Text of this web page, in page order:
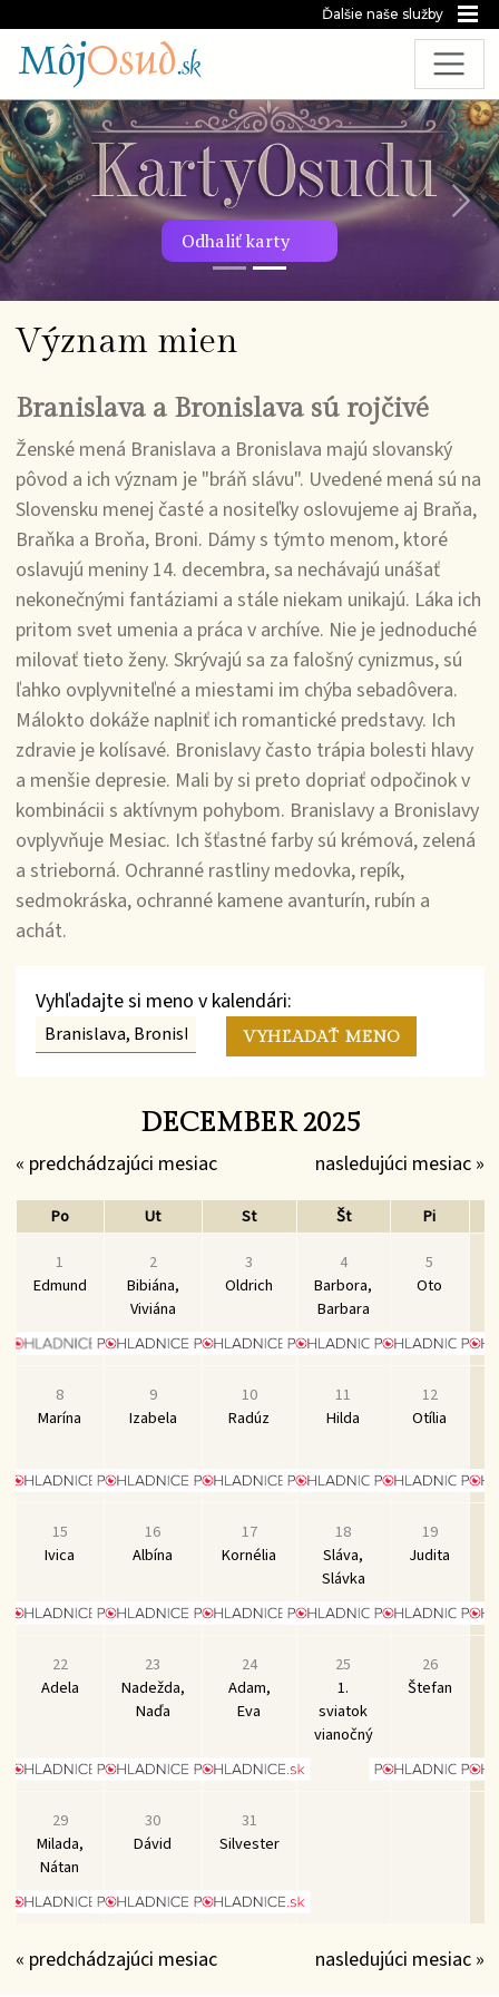
Ďalšie naše služby
Odhaliť karty
Predchádzajúca snímka
Význam mien
Branislava a Bronislava sú rojčivé
Ženské mená Branislava a Bronislava majú slovanský
pôvod a ich význam je "bráň slávu". Uvedené mená sú na
Slovensku menej časté a nositeľky oslovujeme aj Braňa,
Braňka a Broňa, Broni. Dámy s týmto menom, ktoré
oslavujú meniny 14. decembra, sa nechávajú unášať
nekonečnými fantáziami a stále niekam unikajú. Láka ich
pritom svet umenia a práca v archíve. Nie je jednoduché
milovať tieto ženy. Skrývajú sa za falošný cynizmus, sú
ľahko ovplyvniteľné a miestami im chýba sebadôvera.
Málokto dokáže naplniť ich romantické predstavy. Ich
zdravie je kolísavé. Bronislavy často trápia bolesti hlavy
a menšie depresie. Mali by si preto dopriať odpočinok v
kombinácii s aktívnym pohybom. Branislavy a Bronislavy
ovplyvňuje Mesiac. Ich šťastné farby sú krémová, zelená
a strieborná. Ochranné rastliny medovka, repík,
sedmokráska, ochranné kamene avanturín, rubín a
achát.
Vyhľadajte si meno v kalendári:
DECEMBER 2025
« predchádzajúci mesiac nasledujúci mesiac »
Po Ut St Št
Pi
1
Edmund
2
Bibiána,
Viviána
3
Oldrich
4
Barbora,
Barbara
5
Oto
8
Marína
9
Izabela
10
Radúz
11
Hilda
12
Otília
15
Ivica
16
Albína
17
Kornélia
18
Sláva,
Slávka
19
Judita
22
Adela
23
Nadežda,
Naďa
24
Adam,
Eva
25
1.
sviatok
vianočný
26
Štefan
29
Milada,
Nátan
30
Dávid
31
Silvester
« predchádzajúci mesiac nasledujúci mesiac »